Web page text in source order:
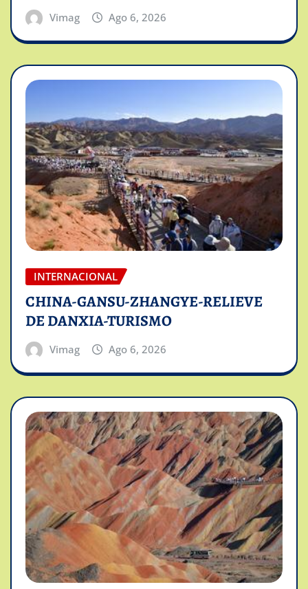
Vimag Ago 6, 2026
INTERNACIONAL
CHINA-GANSU-ZHANGYE-RELIEVE
DE DANXIA-TURISMO
Vimag Ago 6, 2026